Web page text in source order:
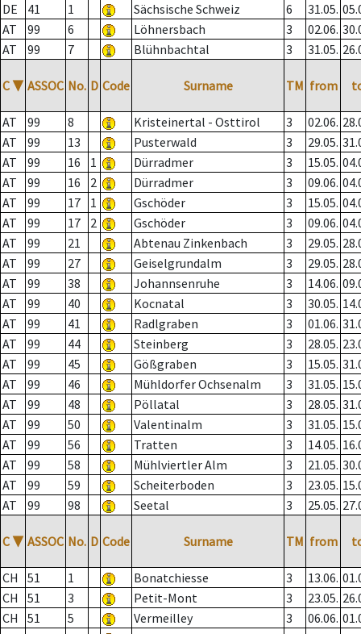
DE
41 1 Sächsische Schweiz 6 31.05.
AT
99 6 Löhnersbach 3 02.06.
AT
99 7 Blühnbachtal 3 31.05.
C ▼ ASSOC No. D Code Surname TM from
AT 99 8 Kristeinertal - Osttirol 3 02.06.
AT
99 13 Pusterwald 3 29.05.
AT
99 16 1 Dürradmer 3 15.05.
AT
99 16 2 Dürradmer 3 09.06.
AT
99 17 1 Gschöder 3 15.05.
AT
99 17 2 Gschöder 3 09.06.
AT
99 21 Abtenau Zinkenbach 3 29.05.
AT
99 27 Geiselgrundalm 3 29.05.
AT
99 38 Johannsenruhe 3 14.06.
AT
99 40 Kocnatal 3 30.05.
AT
99 41 Radlgraben 3 01.06.
AT
99 44 Steinberg 3 28.05.
AT
99 45 Gößgraben 3 15.05.
AT
99 46 Mühldorfer Ochsenalm 3 31.05.
AT
99 48 Pöllatal 3 28.05.
AT
99 50 Valentinalm 3 31.05.
AT
99 56 Tratten 3 14.05.
AT
99 58 Mühlviertler Alm 3 21.05.
AT
99 59 Scheiterboden 3 23.05.
AT
99 98 Seetal 3 25.05.
C ▼ ASSOC No. D Code Surname TM from
CH 51 1 Bonatchiesse 3 13.06.
CH
51 3 Petit-Mont 3 23.05.
CH
51 5 Vermeilley 3 06.06.